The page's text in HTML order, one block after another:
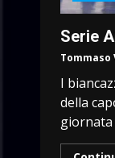
Serie
Tommaso
I
della
giornata